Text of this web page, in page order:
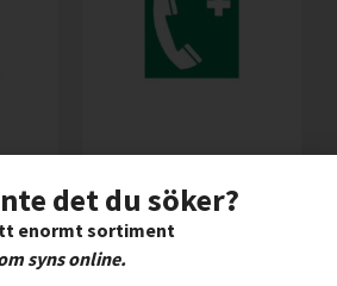
Halogenfri Skylt Nöd
– Telefon
det du söker?
enormt sortiment
syns online.